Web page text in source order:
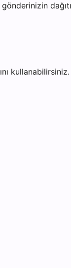
kullanabilirsiniz.